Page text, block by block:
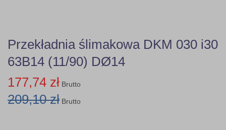
Przekładnia ślimakowa DKM 030 i30
63B14 (11/90) DØ14
177,74 zł Brutto
209,10 zł Brutto